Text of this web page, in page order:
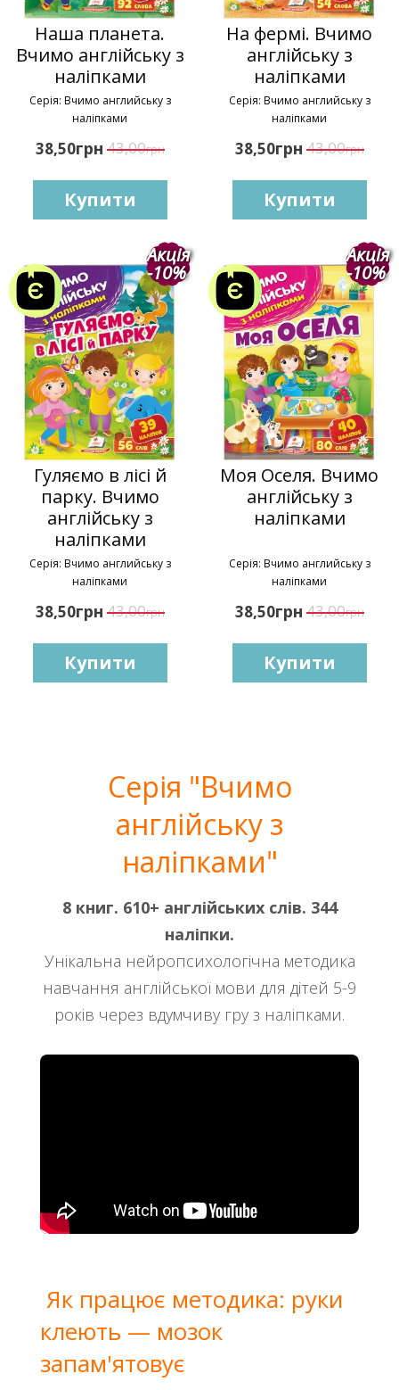
Наша планета.
Вчимо англійську з
наліпками
Серія: Вчимо английську з
наліпками
38,50грн 43,00грн
Купити
На фермі. Вчимо
англійську з
наліпками
Серія: Вчимо английську з
наліпками
38,50грн 43,00грн
Купити
Акція
-10%
Гуляємо в лісі й
парку. Вчимо
англійську з
наліпками
Серія: Вчимо английську з
наліпками
38,50грн 43,00грн
Купити
Акція
-10%
Моя Оселя. Вчимо
англійську з
наліпками
Серія: Вчимо английську з
наліпками
38,50грн 43,00грн
Купити
Серія "Вчимо
англійську з
наліпками"
8 книг. 610+ англійських слів. 344
наліпки.
Унікальна нейропсихологічна методика
навчання англійської мови для дітей 5-9
років через вдумчиву гру з наліпками.
Як працює методика: руки
клеють — мозок
запам'ятовує